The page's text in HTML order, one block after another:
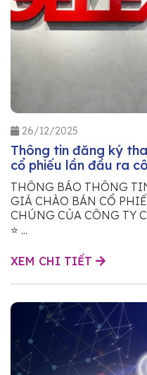
26/12/2025
Thông tin đăng ký
cổ phiếu lần đầu ra
phần Hạ tầng GELEX
THÔNG BÁO THÔNG
GIÁ CHÀO BÁN CỔ
CHÚNG CỦA CÔNG TY
⭐ ...
XEM CHI TIẾT